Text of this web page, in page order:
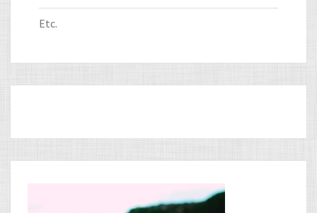
Etc.